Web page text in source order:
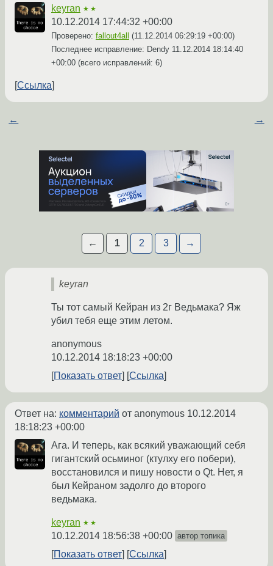
keyran ★★
10.12.2014 17:44:32 +00:00
Проверено: fallout4all (11.12.2014 06:29:19 +00:00)
Последнее исправление: Dendy 11.12.2014 18:14:40
+00:00 (всего исправлений: 6)
Ссылка
← →
← 1 2 3 →
keyran
Ты тот самый Кейран из 2г Ведьмака? Яж
убил тебя еще этим летом.
anonymous
10.12.2014 18:18:23 +00:00
Показать ответ
Ссылка
Ответ на: комментарий от anonymous 10.12.2014
18:18:23 +00:00
Ага. И теперь, как всякий уважающий себя
гигантский осьминог (ктулху его побери),
восстановился и пишу новости о Qt. Нет, я
был Кейраном задолго до второго
ведьмака.
keyran ★★
10.12.2014 18:56:38 +00:00 автор топика
Показать ответ Ссылка